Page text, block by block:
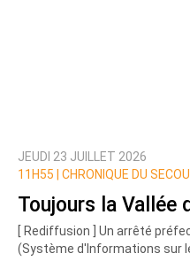
JEUDI 23 JUILLET 2026
11H55 |
CHRONIQUE DU
Toujours la Vallée
[ Rediffusion ] Un arrêté
(Système d'Informations sur